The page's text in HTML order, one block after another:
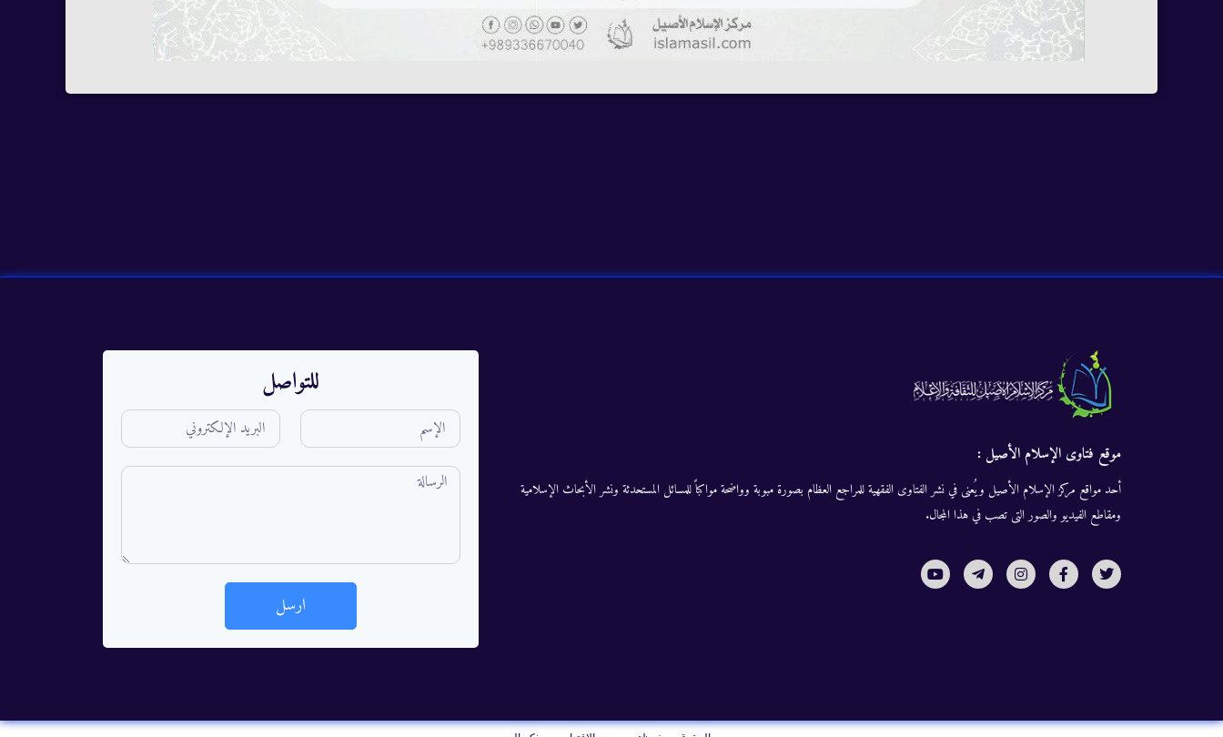
موقع فتاوى الإسلام الأصيل :
أحد مواقع مركز الإسلام الأصيل ويُعنى في نشر الفتاوى الفقهية للمراجع العظام بصورة مبوبة وواضحة مواكباً للمسائل المستحدثة ونشر الأبحاث الإسلامية
ومقاطع الفيديو والصور التى تصب في هذا المجال.
للتواصل
ارسل